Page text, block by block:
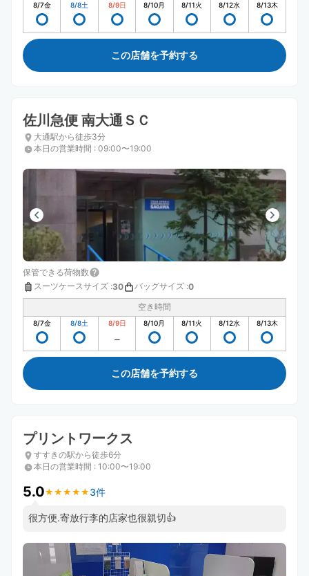
8/7金 8/8土 8/9日 8/10月 8/11火 8/12水 8/13木
この店舗を予約する
佐川急便 南大通ＳＣ
大通駅から徒歩3分
本日の営業時間 : 09:00〜19:00
保管できる荷物数
スーツケースサイズ :30 バッグサイズ :0
空き時間
8/7金 8/8土 8/9日 8/10月 8/11火 8/12水 8/13木
この店舗を予約する
プリントワークス
すすきの駅から徒歩6分
本日の営業時間 : 10:00〜19:00
5.0★ ★ ★ ★ ★
★ ★ ★ ★ ★ 3件
很方便.寄放行李的店家也很親切👍